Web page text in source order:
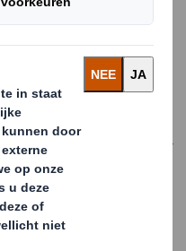
overheid.”
voor de
en
te realiseren. Zo
MacArthur Foundation
,
organisatie die pleit
economie
door te voeren in
verzamelen en